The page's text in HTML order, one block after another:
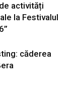
activități
la Festivalul
căderea